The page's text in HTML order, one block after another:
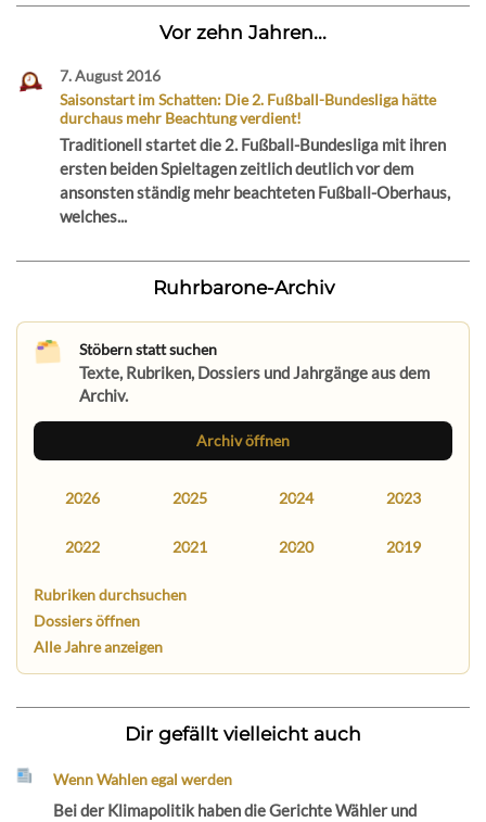
Vor zehn Jahren...
7. August 2016
Saisonstart im Schatten: Die 2. Fußball-Bundesliga hätte
durchaus mehr Beachtung verdient!
Traditionell startet die 2. Fußball-Bundesliga mit ihren
ersten beiden Spieltagen zeitlich deutlich vor dem
ansonsten ständig mehr beachteten Fußball-Oberhaus,
welches...
Ruhrbarone-Archiv
Stöbern statt suchen
Texte, Rubriken, Dossiers und Jahrgänge aus dem
Archiv.
Archiv öffnen
2026 2025 2024 2023
2022 2021 2020 2019
Rubriken durchsuchen
Dossiers öffnen
Alle Jahre anzeigen
Dir gefällt vielleicht auch
Wenn Wahlen egal werden
Bei der Klimapolitik haben die Gerichte Wähler und